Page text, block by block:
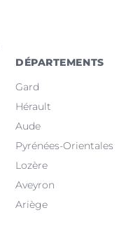
DÉPARTEMENTS
Gard
Hérault
Aude
Pyrénées-Orientales
Lozère
Aveyron
Ariège